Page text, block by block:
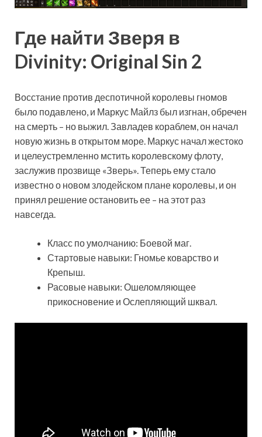
Где найти Зверя в
Divinity: Original Sin 2
Восстание против деспотичной королевы гномов
было подавлено, и Маркус Майлз был изгнан, обречен
на смерть – но выжил. Завладев кораблем, он начал
новую жизнь в открытом море. Маркус начал жестоко
и целеустремленно мстить королевскому флоту,
заслужив прозвище «Зверь». Теперь ему стало
известно о новом злодейском плане королевы, и он
принял решение остановить ее – на этот раз
навсегда.
Класс по умолчанию: Боевой маг.
Стартовые навыки: Гномье коварство и
Крепыш.
Расовые навыки: Ошеломляющее
прикосновение и Ослепляющий шквал.